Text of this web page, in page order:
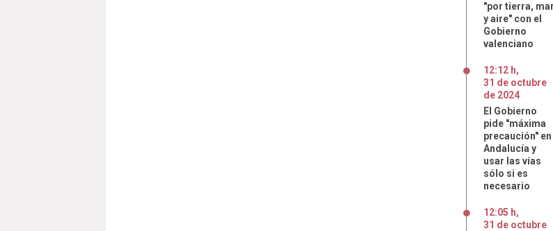
"por tierra, mar
y aire" con el
Gobierno
valenciano
12:12 h,
31 de octubre
de 2024
El Gobierno
pide "máxima
precaución" en
Andalucía y
usar las vías
sólo si es
necesario
12:05 h,
31 de octubre